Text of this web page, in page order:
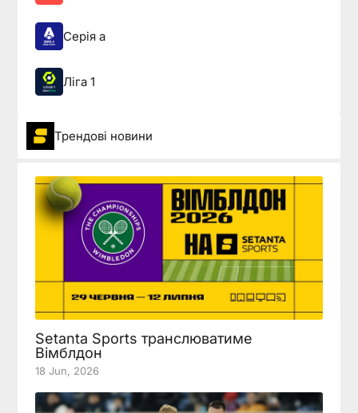
Серія а
Ліга 1
Трендові новини
Setanta Sports транслюватиме
Вімблдон
18 Jun, 2026